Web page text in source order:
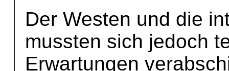
Der Westen und die
mussten sich jedoch
Erwartungen